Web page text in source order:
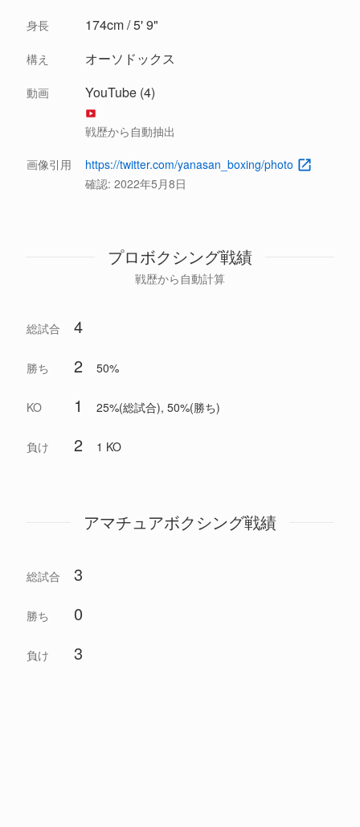
身長 174cm / 5' 9"
構え オーソドックス
動画 YouTube (4)
戦歴から自動抽出
画像引用
https://twitter.com/yanasan_boxing/photo
確認: 2022年5月8日
プロボクシング戦績
戦歴から自動計算
総試合 4
勝ち 2 50%
KO 1 25%(総試合), 50%(勝ち)
負け 2 1 KO
アマチュアボクシング戦績
総試合 3
勝ち 0
負け 3